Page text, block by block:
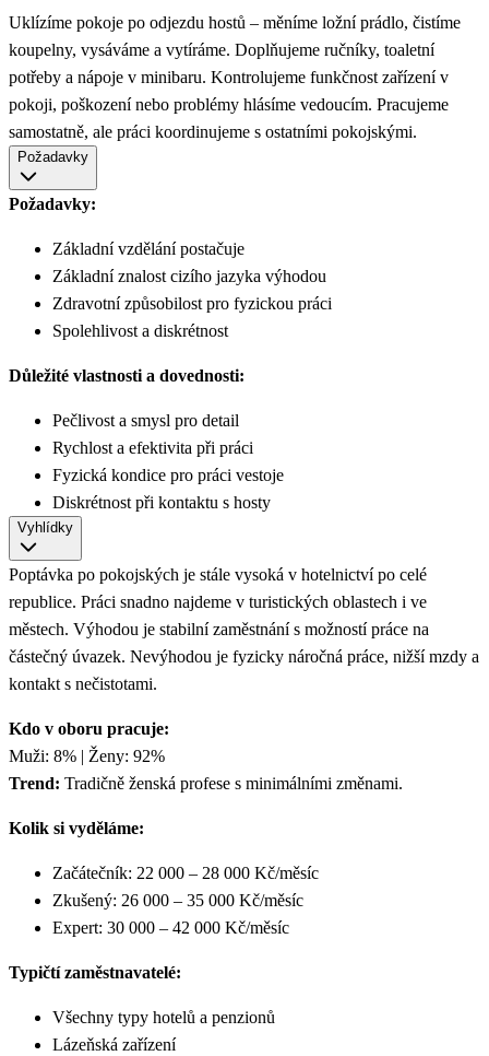
Uklízíme pokoje po odjezdu hostů – měníme ložní prádlo, čistíme
koupelny, vysáváme a vytíráme. Doplňujeme ručníky, toaletní
potřeby a nápoje v minibaru. Kontrolujeme funkčnost zařízení v
pokoji, poškození nebo problémy hlásíme vedoucím. Pracujeme
samostatně, ale práci koordinujeme s ostatními pokojskými.
Požadavky
Požadavky:
Základní vzdělání postačuje
Základní znalost cizího jazyka výhodou
Zdravotní způsobilost pro fyzickou práci
Spolehlivost a diskrétnost
Důležité vlastnosti a dovednosti:
Pečlivost a smysl pro detail
Rychlost a efektivita při práci
Fyzická kondice pro práci vestoje
Diskrétnost při kontaktu s hosty
Vyhlídky
Poptávka po pokojských je stále vysoká v hotelnictví po celé
republice. Práci snadno najdeme v turistických oblastech i ve
městech. Výhodou je stabilní zaměstnání s možností práce na
částečný úvazek. Nevýhodou je fyzicky náročná práce, nižší mzdy a
kontakt s nečistotami.
Kdo v oboru pracuje:
Muži: 8% | Ženy: 92%
Trend: Tradičně ženská profese s minimálními změnami.
Kolik si vyděláme:
Začátečník: 22 000 – 28 000 Kč/měsíc
Zkušený: 26 000 – 35 000 Kč/měsíc
Expert: 30 000 – 42 000 Kč/měsíc
Typičtí zaměstnavatelé:
Všechny typy hotelů a penzionů
Lázeňská zařízení